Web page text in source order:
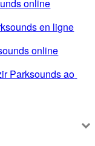
online
en ligne
online
Parksounds ao